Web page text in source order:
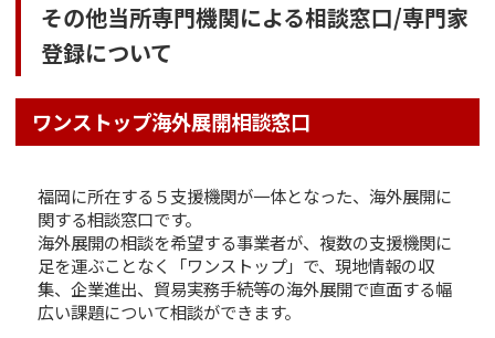
その他当所専門機関による相談窓口/専門家
登録について
ワンストップ海外展開相談窓口
福岡に所在する５支援機関が一体となった、海外展開に
関する相談窓口です。
海外展開の相談を希望する事業者が、複数の支援機関に
足を運ぶことなく「ワンストップ」で、現地情報の収
集、企業進出、貿易実務手続等の海外展開で直面する幅
広い課題について相談ができます。